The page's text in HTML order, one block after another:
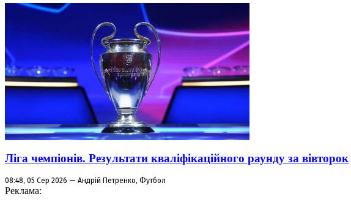
Ліга чемпіонів. Результати кваліфікаційного раунду за вівторок
08:48, 05 Сер 2026 — Андрій Петренко, Футбол
Реклама: